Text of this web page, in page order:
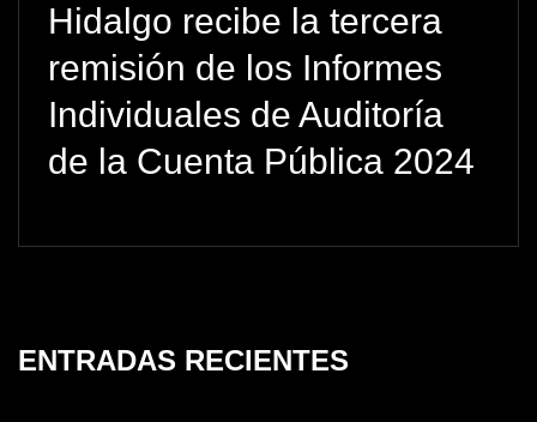
Hidalgo recibe la tercera
remisión de los Informes
Individuales de Auditoría
de la Cuenta Pública 2024
ENTRADAS RECIENTES